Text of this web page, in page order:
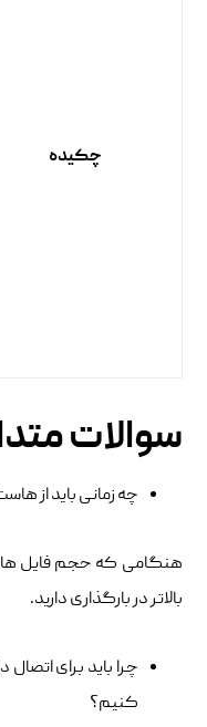
چکیده
سوالات
چه زمانی باید از
هنگامی که حجم فایل های
بالاتر در بارگذاری دارید.
کنیم؟